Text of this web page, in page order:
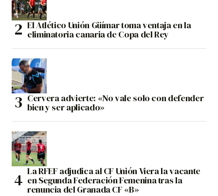
El Atlético Unión Güímar toma ventaja en la
eliminatoria canaria de Copa del Rey
Cervera advierte: «No vale solo con defender
bien y ser aplicado»
La RFEF adjudica al CF Unión Viera la vacante
en Segunda Federación Femenina tras la
renuncia del Granada CF «B»